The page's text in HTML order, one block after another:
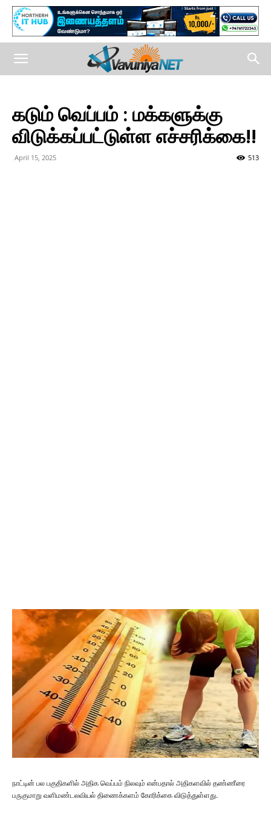
கடும் வெப்பம் : மக்களுக்கு
விடுக்கப்பட்டுள்ள எச்சரிக்கை!!
April 15, 2025 513
நாட்டின் பல பகுதிகளில் அதிக வெப்பம் நிலவும் என்பதால் அதிகளவில் தண்ணீரை
பருகுமாறு வளிமண்டலவியல் திணைக்களம் கோரிக்கை விடுத்துள்ளது.